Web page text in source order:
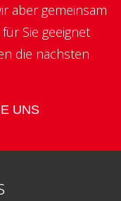
aber gemeinsam
Sie geeignet
die nächsten
UNS